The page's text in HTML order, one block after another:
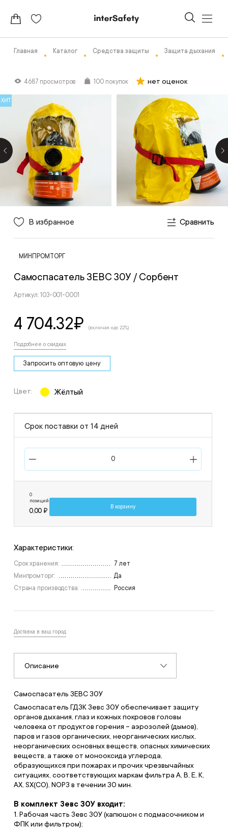
Главная Каталог Средства защиты Защита дыхания
4687 просмотров 100 покупок нет оценок
ХИТ
В избранное Сравнить
МИНПРОМТОРГ
Самоспасатель ЗЕВС 30У / Сорбент
Артикул: 103-001-0001
4 704.32₽ (включая ндс 22%)
Подробнее о скидках
Запросить оптовую цену
Цвет: Жёлтый
Срок поставки от 14 дней
0
позиций
0,00 ₽
В корзину
Характеристики:
Срок хранения:
7 лет
Минпромторг:
Да
Страна производства:
Россия
Доставка в ваш город
Описание
Самоспасатель ЗЕВС 30У
Самоспасатель ГДЗК Зевс 30У обеспечивает защиту
органов дыхания, глаз и кожных покровов головы
человека от продуктов горения – аэрозолей (дымов),
паров и газов органических, неорганических кислых,
неорганических основных веществ, опасных химических
веществ, а также от монооксида углерода,
образующихся при пожарах и прочих чрезвычайных
ситуациях, соответствующих маркам фильтра А, В, Е, К,
АХ, SX(CO), NOР3 в течении 30 мин.
В комплект Зевс 30У входит:
1. Рабочая часть Зевс 30У (капюшон с подмасочником и
ФПК или фильтром);